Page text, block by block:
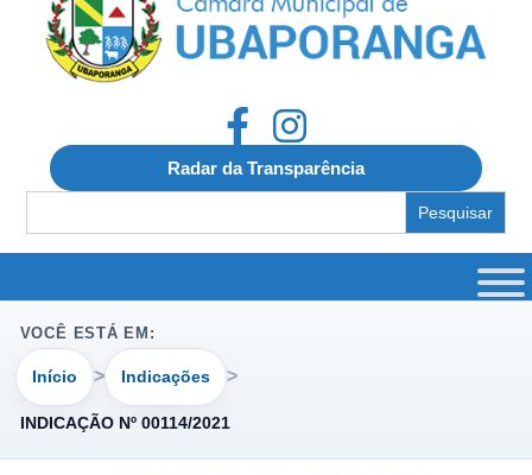
Radar da Transparência
for:
VOCÊ ESTÁ EM:
Início Indicações
INDICAÇÃO Nº 00114/2021